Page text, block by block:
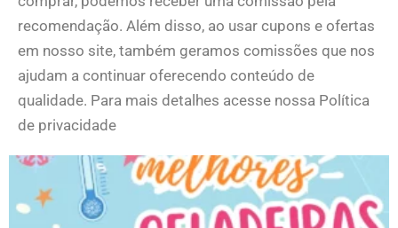
recomendação. Além disso, ao usar cupons e ofertas
em nosso site, também geramos comissões que nos
ajudam a continuar oferecendo conteúdo de
qualidade. Para mais detalhes acesse nossa Política
de privacidade